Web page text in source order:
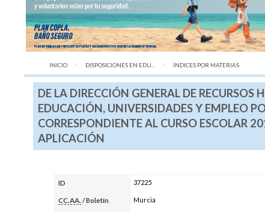
INICIO DISPOSICIONES EN EDU... AQUÍ:
ÍNDICES POR MATERIAS
DE LA DIRECCIÓN GENERAL DE
EDUCACIÓN, UNIVERSIDADES Y EMPLEO
CORRESPONDIENTE AL CURSO ESCOLAR
APLICACIÓN
ID 37225
CC.AA. / Boletín Murcia